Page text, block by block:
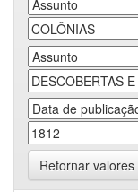
Retornar valores